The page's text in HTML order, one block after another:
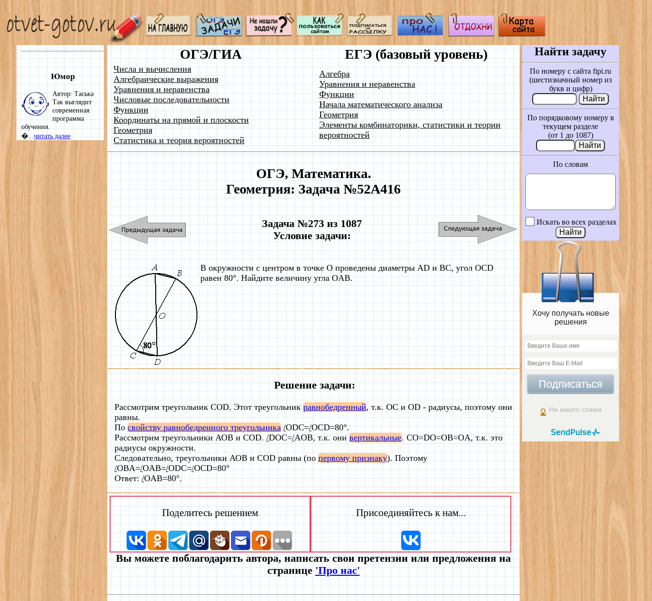
Юмор
Автор: Таська
Так выглядит
современная
программа
обучения.
�...читать далее
ОГЭ/ГИА ЕГЭ (базовый уровень)
Числа и вычисления
Алгебраические выражения
Уравнения и неравенства
Числовые последовательности
Функции
Координаты на прямой и плоскости
Геометрия
Статистика и теория вероятностей
Алгебра
Уравнения и неравенства
Функции
Начала математического анализа
Геометрия
Элементы комбинаторики, статистики и теории
вероятностей
ОГЭ, Математика.
Геометрия: Задача №52A416
Задача №273 из 1087
Условие задачи:
В окружности с центром в точке О проведены диаметры AD и BC, угол OCD
равен 80°. Найдите величину угла OAB.
Решение задачи:
Рассмотрим треугольник COD. Этот треугольникравнобедренный, т.к. ОC и ОD - радиусы, поэтому они
равны.
Посвойству равнобедренного треугольника /ODC=/OCD=80°.
Рассмотрим треугольники АОВ и COD./DOC=/AOB, т.к. онивертикальные. СО=DO=OB=OA, т.к. это
радиусы окружности.
Следовательно, треугольники АОВ и COD равны (по первому признаку). Поэтому
/OBA=/OAB=/ODC=/OCD=80°
Ответ:/OAB=80°.
Поделитесь решением Присоединяйтесь к нам...
Вы можете поблагодарить автора, написать свои претензии или предложения на
странице'Про нас'
Найти задачу
По номеру с сайта fipi.ru
(шестизначный номер из
букв и цифр)
По порядковому номеру в
текущем разделе
(от 1 до 1087)
По словам
Искать во всех разделах
Хочу получать новые
решения
Подписаться
Ни какого спама